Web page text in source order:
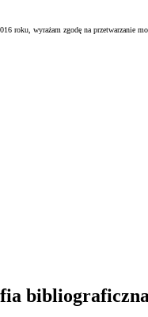
roku, wyrażam zgodę na
bibliograficzna